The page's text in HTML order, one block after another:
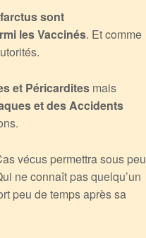
sont
les Vaccinés. Et comme
et Péricarditesmais
et des Accidents
vécus permettra sous peu
ne connaît pas quelqu’un
peu de temps après sa